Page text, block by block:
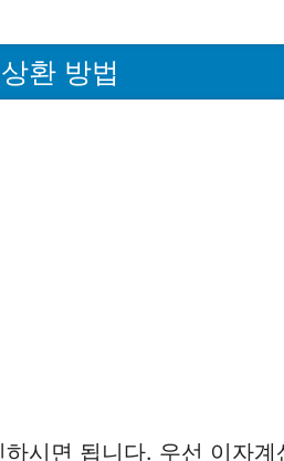
환 방법
시면 됩니다. 우선 이자계